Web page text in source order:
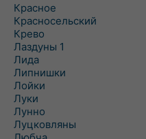
Красное
Красносельский
Крево
Лаздуны 1
Лида
Липнишки
Лойки
Луки
Лунно
Луцковляны